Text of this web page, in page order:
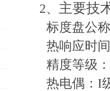
2、 主要技
标度盘公
热响应时
精度等级
热电偶：I